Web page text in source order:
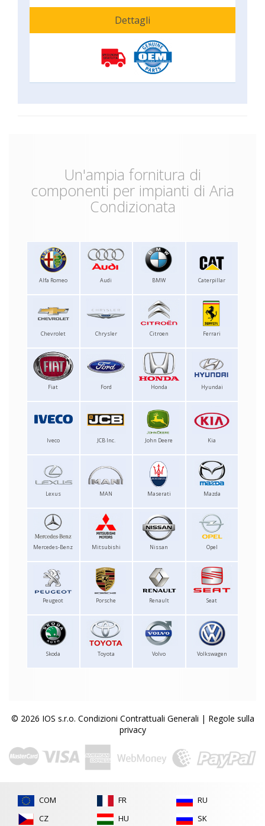
Dettagli
Un'ampia fornitura di
componenti per impianti di Aria
Condizionata
Alfa Romeo Audi BMW Caterpillar
Chevrolet Chrysler Citroen Ferrari
Fiat Ford Honda Hyundai
Iveco JCB Inc. John Deere Kia
Lexus MAN Maserati Mazda
Mercedes-Benz Mitsubishi Nissan Opel
Peugeot Porsche Renault Seat
Skoda Toyota Volvo Volkswagen
© 2026 IOS s.r.o. Condizioni Contrattuali Generali | Regole sulla
privacy
COM
CZ
FR
HU
RU
SK